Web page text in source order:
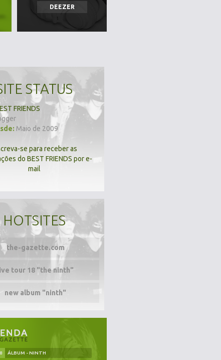
DEEZER
STATUS
FRIENDS
Maio de 2009
se para receber as
do BEST FRIENDS por e-
mail
HOTSITES
the-gazette.com
tour 18 "the ninth"
new album "ninth"
ÁLBUM - NINTH